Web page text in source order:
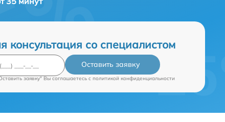
консультация со специалистом
Оставить заявку
заявку" Вы соглашаетесь c политикой конфиденциальности